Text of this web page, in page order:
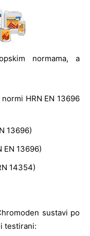
normama, a
HRN EN 13696
13696)
EN 13696)
14354)
sustavi po
testirani: